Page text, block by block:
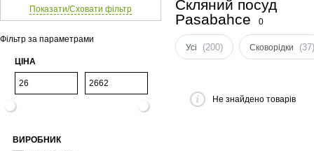
Показати/Сховати фільтр
Фільтр за параметрами
ЦІНА
ВИРОБНИК
Скляний посуд
Pasabahce
0
Усі (200) Сковорідки (37)
Не знайдено товарів